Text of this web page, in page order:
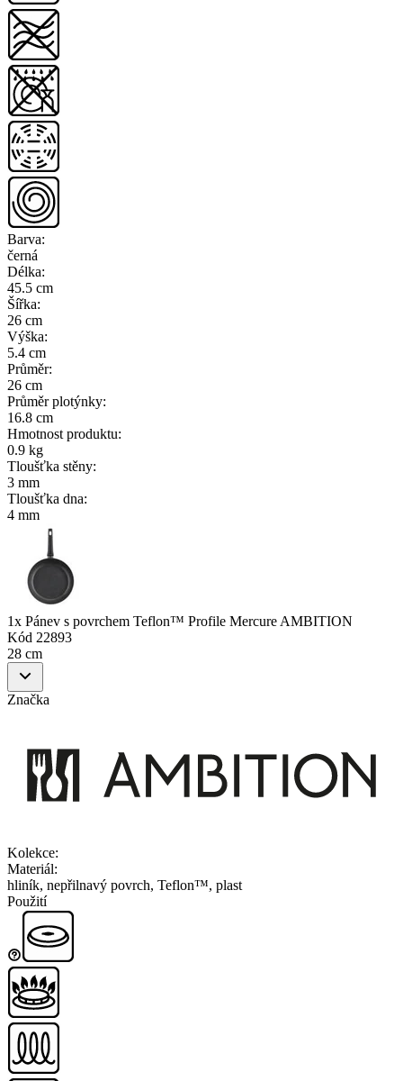
Barva:
černá
Délka:
45.5 cm
Šířka:
26 cm
Výška:
5.4 cm
Průměr:
26 cm
Průměr plotýnky:
16.8 cm
Hmotnost produktu:
0.9 kg
Tloušťka stěny:
3 mm
Tloušťka dna:
4 mm
1x Pánev s povrchem Teflon™ Profile Mercure AMBITION
Kód 22893
28 cm
Značka
Kolekce:
Materiál:
hliník, nepřilnavý povrch, Teflon™, plast
Použití